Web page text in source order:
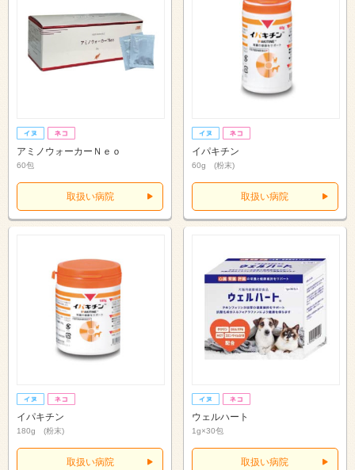
アミノウォーカーＮｅｏ
60包
取扱い病院
イパキチン
60g (粉末)
取扱い病院
イパキチン
180g (粉末)
取扱い病院
ウェルハート
1g×30包
取扱い病院